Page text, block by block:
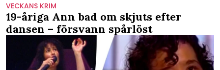
VECKANS KRIM
19-åriga Ann bad om skjuts efter
dansen – försvann spårlöst